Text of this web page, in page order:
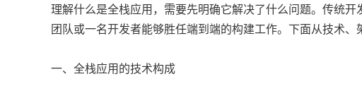
理解什么是全栈应用，需要先明确它解决了什么问题。传统
团队或一名开发者能够胜任端到端的构建工作。下面从技术、
一、全栈应用的技术构成